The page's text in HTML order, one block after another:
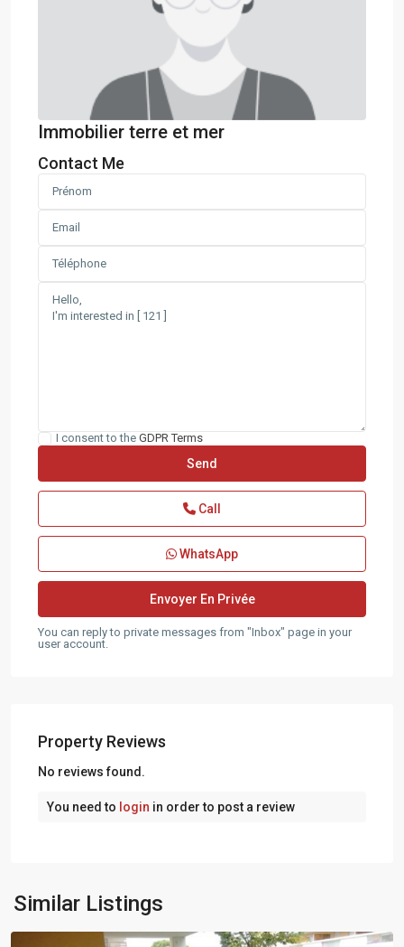
Immobilier terre et mer
Contact Me
I consent to the GDPR Terms
Call
WhatsApp
You can reply to private messages from "Inbox" page in your
user account.
Property Reviews
No reviews found.
You need to login in order to post a review
Similar Listings
Marseille
15eme